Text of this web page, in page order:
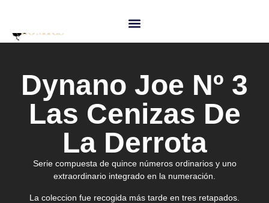
Dynano Joe Nº 3
Las Cenizas De
La Derrota
Serie compuesta de quince números ordinarios y uno
extraordinario integrado en la numeración.
La coleccion fue recogida más tarde en tres retapados.